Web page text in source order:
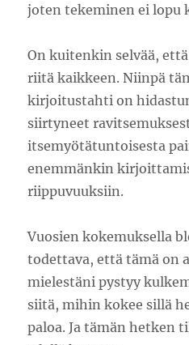
joten tekeminen ei lopu
On kuitenkin selvää,
riitä kaikkeen. Niinpä
kirjoitustahti on
siirtyneet
itsemyötätuntoisesta
enemmänkin
riippuvuuksiin.
Vuosien kokemuksella
todettava, että tämä on
mielestäni pystyy
siitä, mihin kokee sillä
paloa. Ja tämän hetken